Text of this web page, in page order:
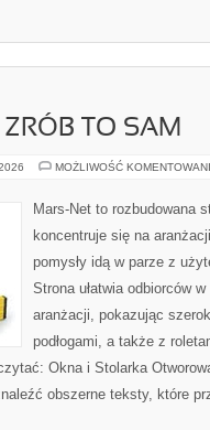
TO SAM
MOŻLIWOŚĆ
Mars-Net to rozbudowana
koncentruje się na
pomysły idą w parze z
Strona ułatwia odbiorców
aranżacji, pokazując
podłogami, a także z
Okna i Stolarka
obszerne teksty, które